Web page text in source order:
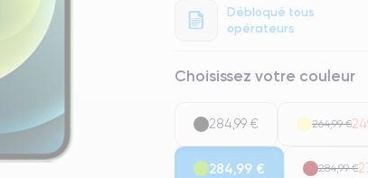
Débloqué tous
opérateurs
Choisissez votre couleur
284,99 € 264,99 €
284,99 € 284,99 €